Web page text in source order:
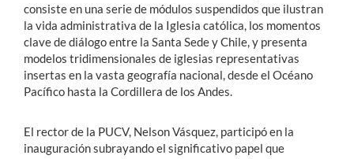
consiste en una serie de módulos suspendidos que ilustran
la vida administrativa de la Iglesia católica, los momentos
clave de diálogo entre la Santa Sede y Chile, y presenta
modelos tridimensionales de iglesias representativas
insertas en la vasta geografía nacional, desde el Océano
Pacífico hasta la Cordillera de los Andes.
El rector de la PUCV, Nelson Vásquez, participó en la
inauguración subrayando el significativo papel que